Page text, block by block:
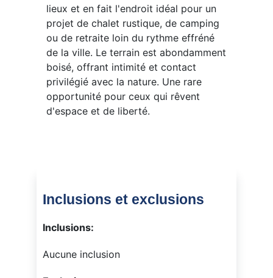
lieux et en fait l'endroit idéal pour un
projet de chalet rustique, de camping
ou de retraite loin du rythme effréné
de la ville. Le terrain est abondamment
boisé, offrant intimité et contact
privilégié avec la nature. Une rare
opportunité pour ceux qui rêvent
d'espace et de liberté.
Inclusions et exclusions
Inclusions:
Aucune inclusion